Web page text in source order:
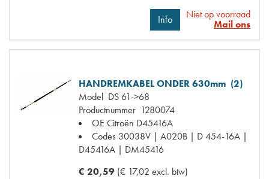
Info
Niet op voorraad
Mail ons
HANDREMKABEL ONDER 630mm (2)
Model DS 61->68
Productnummer 1280074
OE Citroën D45416A
Codes 30038V | A020B | D 454-16A |
D45416A | DM45416
€ 20,59 (€ 17,02 excl. btw)